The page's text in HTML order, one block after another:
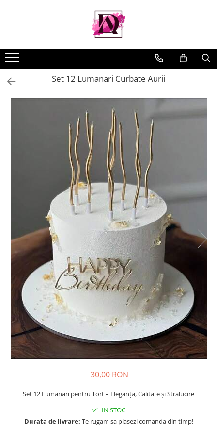
Set 12 Lumanari Curbate Aurii
30,00 RON
Set 12 Lumânări pentru Tort – Eleganță, Calitate și Strălucire
IN STOC
Durata de livrare: Te rugam sa plasezi comanda din timp!